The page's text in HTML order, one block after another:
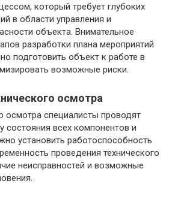
который требует глубоких
в области управления и
объекта. Внимательное
разработки плана мероприятий
подготовить объект к работе в
возможные риски.
осмотра
осмотра специалисты проводят
состояния всех компонентов и
установить работоспособность
проведения технического
неисправностей и возможные